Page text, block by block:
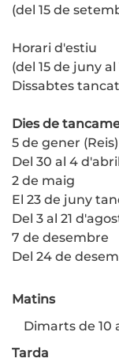
(del 15 de
Horari d'estiu
(del 15 de juny
Dissabtes
Dies de
5 de gener (Reis)
Del 30 al 4
2 de maig
El 23 de juny
Del 3 al 21
7 de desembre
Del 24 de
Matins
Dimarts de 10
Tarda